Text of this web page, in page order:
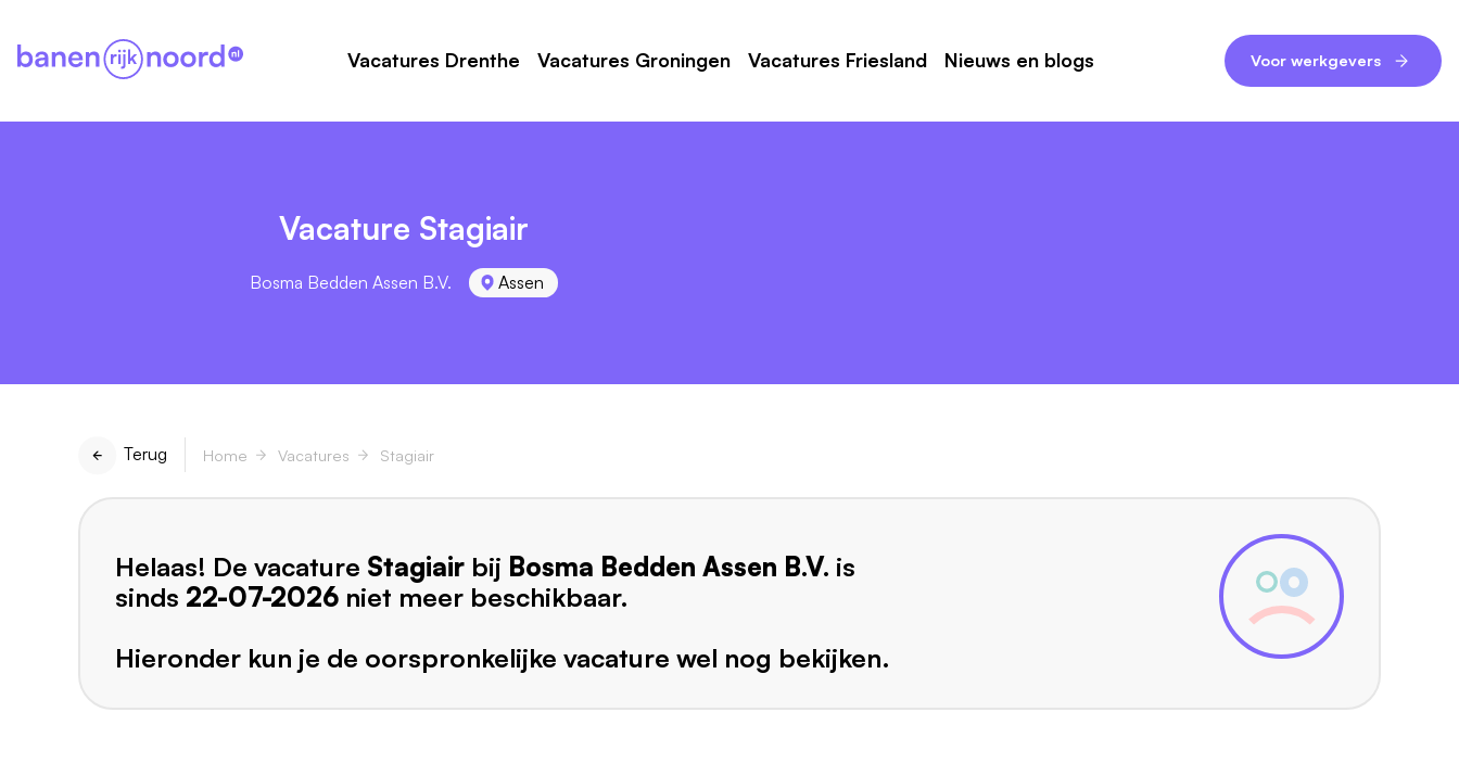
Vacatures Drenthe Vacatures Groningen Vacatures Friesland Nieuws en blogs Voor werkgevers
Vacature Stagiair
Bosma Bedden Assen B.V. Assen
Terug Home Vacatures Stagiair
Helaas! De vacature Stagiair bij Bosma Bedden Assen B.V. is
sinds 22-07-2026 niet meer beschikbaar.
Hieronder kun je de oorspronkelijke vacature wel nog bekijken.